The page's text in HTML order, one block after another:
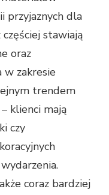
przyjaznych dla
stawiają
oraz
w zakresie
trendem
klienci mają
czy
coraz bardziej